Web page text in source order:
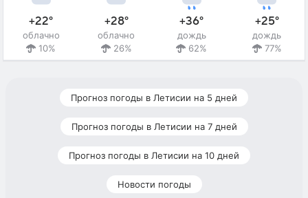
+22°
облачно
10%
+28°
облачно
26%
+36°
дождь
62%
+25°
дождь
77%
Прогноз погоды в Летисии на 5 дней
Прогноз погоды в Летисии на 7 дней
Прогноз погоды в Летисии на 10 дней
Новости погоды